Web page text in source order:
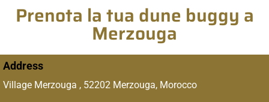
Prenota la tua dune buggy a
Merzouga
Address
Village Merzouga , 52202 Merzouga, Morocco